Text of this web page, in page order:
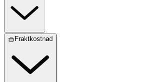
🧺Fraktkostnad